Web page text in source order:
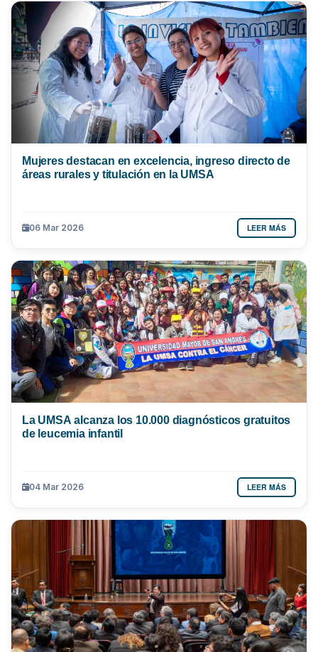
Mujeres destacan en excelencia, ingreso directo de
áreas rurales y titulación en la UMSA
06 Mar 2026 LEER MÁS
La UMSA alcanza los 10.000 diagnósticos gratuitos
de leucemia infantil
04 Mar 2026 LEER MÁS